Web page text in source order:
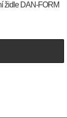
židle DAN-FORM